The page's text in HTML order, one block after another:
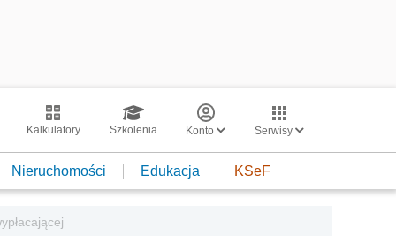
Kalkulatory Szkolenia Konto Serwisy
Nieruchomości Edukacja KSeF